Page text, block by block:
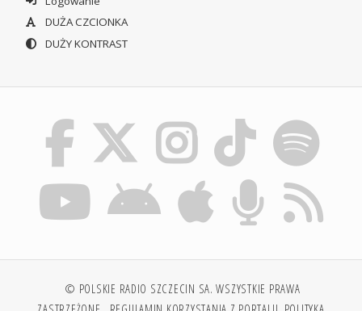
DUŻA CZCIONKA
DUŻY KONTRAST
© POLSKIE RADIO SZCZECIN SA. WSZYSTKIE PRAWA